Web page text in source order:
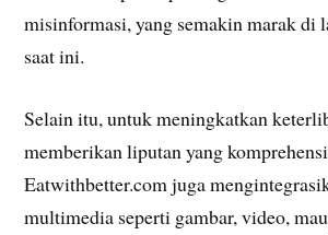
misinformasi, yang semakin marak di
saat ini.
Selain itu, untuk meningkatkan
memberikan liputan yang
Eatwithbetter.com juga
multimedia seperti gambar, video,